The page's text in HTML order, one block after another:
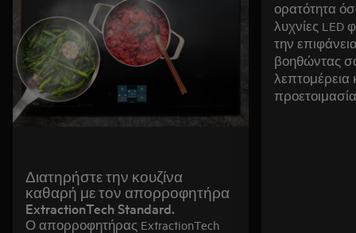
Διατηρήστε την κουζίνα
καθαρή με τον απορροφητήρα
ExtractionTech Standard.
Ο απορροφητήρας ExtractionTech
ορατότητα
λυχνίες LED
την
βοηθώντας
λεπτομέρεια